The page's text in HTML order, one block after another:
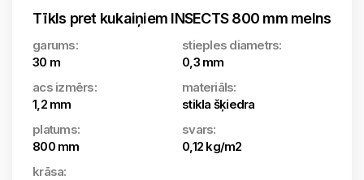
Tīkls pret kukaiņiem INSECTS 800 mm melns
garums:
30 m
stieples diametrs:
0,3 mm
acs izmērs:
1,2 mm
materiāls:
stikla šķiedra
platums:
800 mm
svars:
0,12 kg/m2
krāsa: